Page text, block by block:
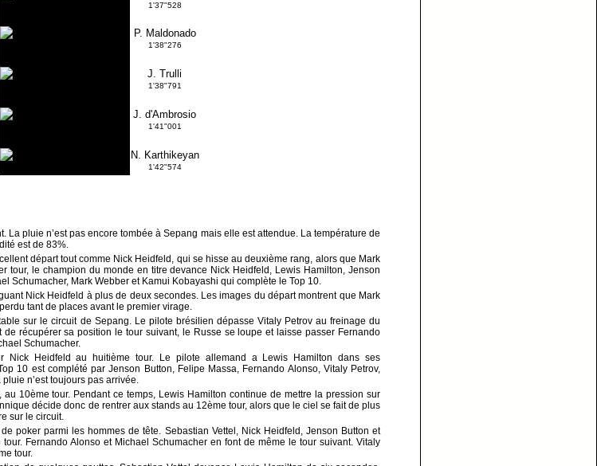
1'37"528
P. Maldonado
1'38"276
J. Trulli
1'38"791
J. d'Ambrosio
1'41"001
N. Karthikeyan
1'42"574
La pluie n’est pas encore tombée à Sepang mais elle est attendue. La température de
est de 83%.
départ tout comme Nick Heidfeld, qui se hisse au deuxième rang, alors que Mark
tour, le champion du monde en titre devance Nick Heidfeld, Lewis Hamilton, Jenson
Schumacher, Mark Webber et Kamui Kobayashi qui complète le Top 10.
Nick Heidfeld à plus de deux secondes. Les images du départ montrent que Mark
tant de places avant le premier virage.
sur le circuit de Sepang. Le pilote brésilien dépasse Vitaly Petrov au freinage du
récupérer sa position le tour suivant, le Russe se loupe et laisse passer Fernando
Schumacher.
Nick Heidfeld au huitième tour. Le pilote allemand a Lewis Hamilton dans ses
10 est complété par Jenson Button, Felipe Massa, Fernando Alonso, Vitaly Petrov,
n’est toujours pas arrivée.
10ème tour. Pendant ce temps, Lewis Hamilton continue de mettre la pression sur
décide donc de rentrer aux stands au 12ème tour, alors que le ciel se fait de plus
sur le circuit.
poker parmi les hommes de tête. Sebastian Vettel, Nick Heidfeld, Jenson Button et
Fernando Alonso et Michael Schumacher en font de même le tour suivant. Vitaly
tour.